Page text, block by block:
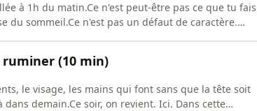
à 1h du matin.Ce n'est peut-être pas ce que tu fais
du sommeil.Ce n'est pas un défaut de caractère.
(10 min)
le visage, les mains qui font sans que la tête soit
demain.Ce soir, on revient. Ici. Dans cette